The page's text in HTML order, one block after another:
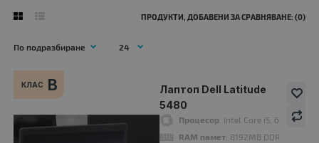
ПРОДУКТИ, ДОБАВЕНИ ЗА СРАВНЯВАНЕ: (0)
B
клас
КЛАС B
Лаптоп Dell Latitude
5480
Процесор: Intel Core i5, 6300U
RAM памет: 8192MB DDR4